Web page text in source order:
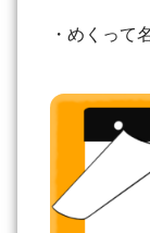
・めくって